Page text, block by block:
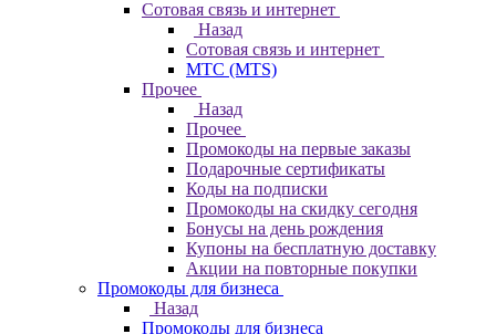
Сотовая связь и интернет
Назад
Сотовая связь и интернет
МТС (MTS)
Прочее
Назад
Прочее
Промокоды на первые заказы
Подарочные сертификаты
Коды на подписки
Промокоды на скидку сегодня
Бонусы на день рождения
Купоны на бесплатную доставку
Акции на повторные покупки
Промокоды для бизнеса
Назад
Промокоды для бизнеса